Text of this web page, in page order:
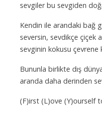
sevgiler bu sevgiden
Kendin ile arandaki bağ
seversin, sevdikçe çiçek
sevginin kokusu çevrene
Bununla birlikte dış
aranda daha derinden
(F)irst (L)ove (Y)ourself